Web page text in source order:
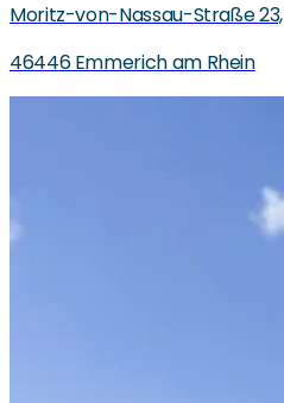
Moritz-von-Nassau-Straße 23,
46446 Emmerich am Rhein